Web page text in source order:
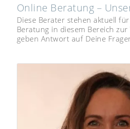
Online Beratung –
Diese Berater stehen aktuell
Beratung in diesem Bereich
geben Antwort auf Deine